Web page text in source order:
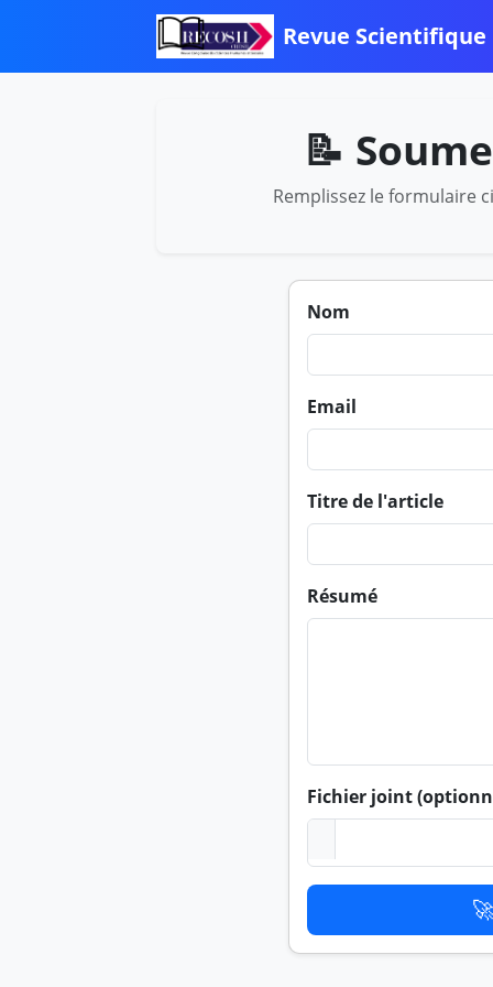
Revue Scientifique
📝
Remplissez le formulaire
Nom
Email
Titre de l'article
Résumé
Fichier joint